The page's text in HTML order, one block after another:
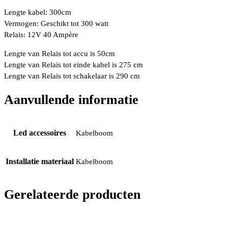
Lengte kabel: 300cm
Vermogen: Geschikt tot 300 watt
Relais: 12V 40 Ampère
Lengte van Relais tot accu is 50cm
Lengte van Relais tot einde kabel is 275 cm
Lengte van Relais tot schakelaar is 290 cm
Aanvullende informatie
Led accessoires Kabelboom
Installatie materiaal Kabelboom
Gerelateerde producten